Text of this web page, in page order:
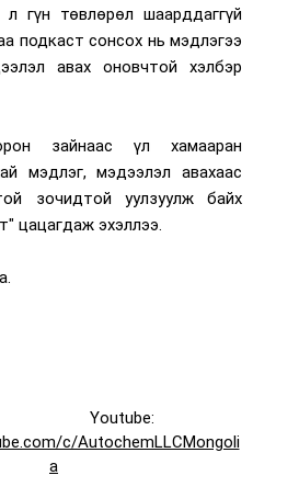
гүн төвлөрөл шаарддаггүй
подкаст сонсох нь мэдлэгээ
авах оновчтой хэлбэр
зайнаас үл хамааран
мэдлэг, мэдээлэл авахаас
зочидтой уулзуулж байх
цацагдаж эхэллээ.
c/AutochemLLCMongoli
a